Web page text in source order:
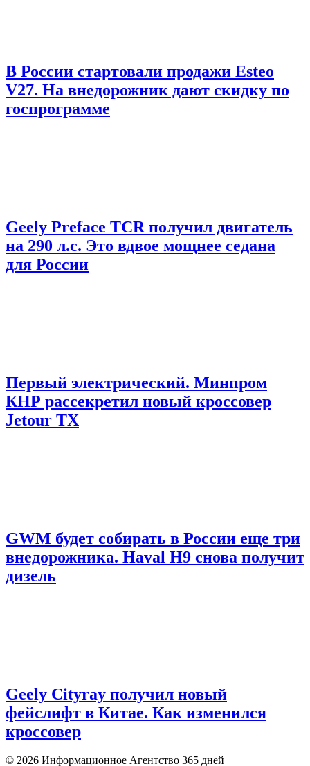
В России стартовали продажи Esteo
V27. На внедорожник дают скидку по
госпрограмме
Geely Preface TCR получил двигатель
на 290 л.с. Это вдвое мощнее седана
для России
Первый электрический. Минпром
КНР рассекретил новый кроссовер
Jetour TX
GWM будет собирать в России еще три
внедорожника. Haval H9 снова получит
дизель
Geely Cityray получил новый
фейслифт в Китае. Как изменился
кроссовер
© 2026 Информационное Агентство 365 дней